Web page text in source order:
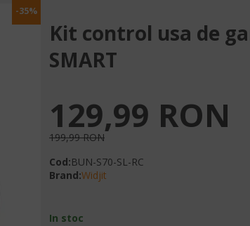
-35%
Kit control usa de
SMART
129,99 RON
199,99 RON
Cod:BUN-S70-SL-RC
Brand:Widjit
In stoc